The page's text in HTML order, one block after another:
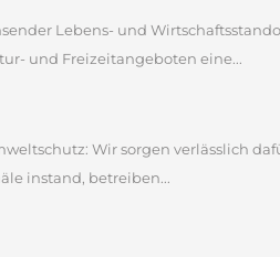
Lebens- und
und Freizeitangeboten eine...
Wir sorgen verlässlich
instand, betreiben...